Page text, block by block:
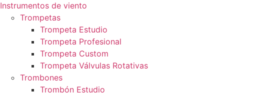
Instrumentos de viento
Trompetas
Trompeta Estudio
Trompeta Profesional
Trompeta Custom
Trompeta Válvulas Rotativas
Trombones
Trombón Estudio